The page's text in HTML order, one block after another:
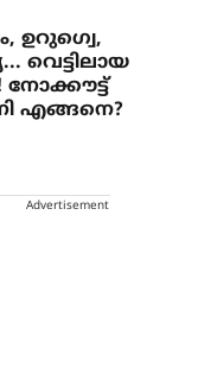
ഉറു​ഗ്വെ,
വെട്ടിലായ
എങ്ങനെ?
Advertisement